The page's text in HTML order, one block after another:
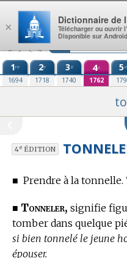
Aller au contenu
1re
1694
2e
1718
3e
1740
4e
1762
5e
4eÉDITION
■ Prendre à la tonnelle.
■ Tonneler, signifie
tomber dans quelque
si bien tonnelé le jeune
épouser.
×
Dictionnaire de
Télécharger ou ouvrir
Disponible sur